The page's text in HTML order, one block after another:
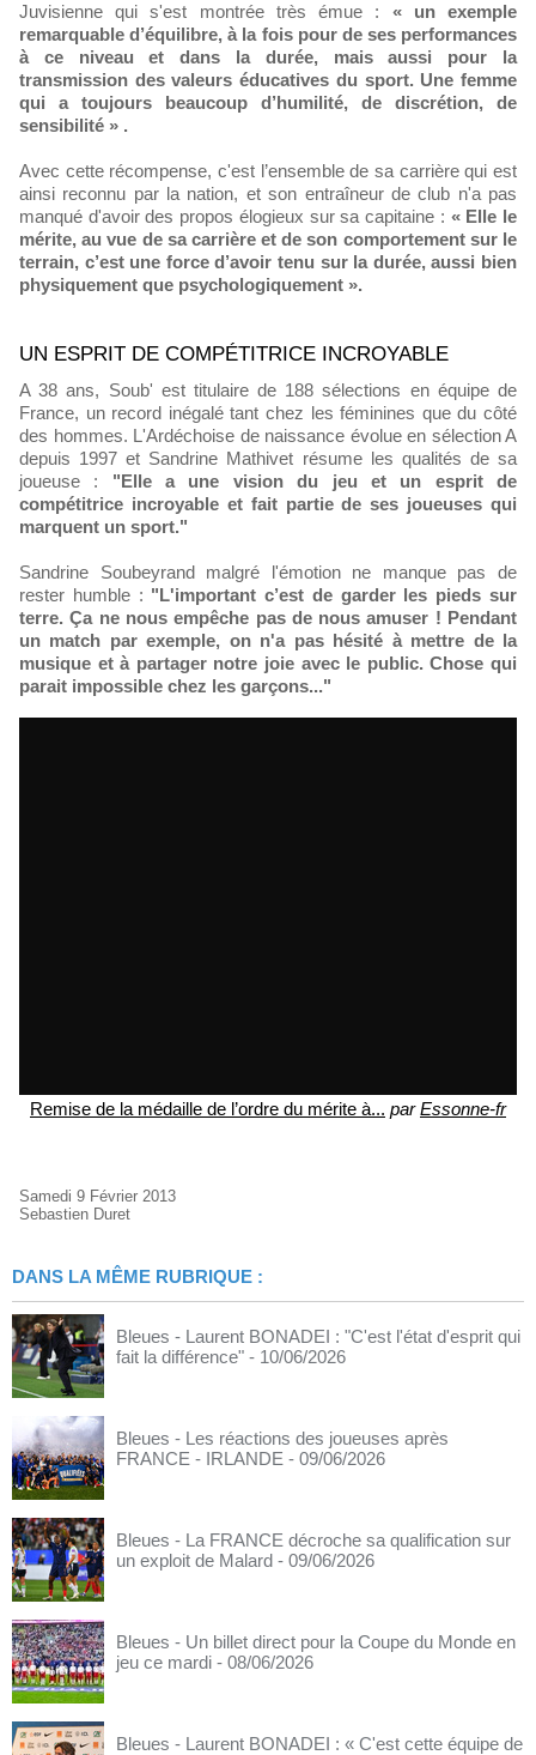
Juvisienne qui s'est montrée très émue : « un exemple
remarquable d’équilibre, à la fois pour de ses performances
à ce niveau et dans la durée, mais aussi pour la
transmission des valeurs éducatives du sport. Une femme
qui a toujours beaucoup d’humilité, de discrétion, de
sensibilité » .
Avec cette récompense, c'est l’ensemble de sa carrière qui est
ainsi reconnu par la nation, et son entraîneur de club n'a pas
manqué d'avoir des propos élogieux sur sa capitaine : « Elle le
mérite, au vue de sa carrière et de son comportement sur le
terrain, c’est une force d’avoir tenu sur la durée, aussi bien
physiquement que psychologiquement ».
UN ESPRIT DE COMPÉTITRICE INCROYABLE
A 38 ans, Soub' est titulaire de 188 sélections en équipe de
France, un record inégalé tant chez les féminines que du côté
des hommes. L'Ardéchoise de naissance évolue en sélection A
depuis 1997 et Sandrine Mathivet résume les qualités de sa
joueuse : "Elle a une vision du jeu et un esprit de
compétitrice incroyable et fait partie de ses joueuses qui
marquent un sport."
Sandrine Soubeyrand malgré l'émotion ne manque pas de
rester humble : "L'important c’est de garder les pieds sur
terre. Ça ne nous empêche pas de nous amuser ! Pendant
un match par exemple, on n'a pas hésité à mettre de la
musique et à partager notre joie avec le public. Chose qui
parait impossible chez les garçons..."
Remise de la médaille de l’ordre du mérite à... parEssonne-fr
Samedi 9 Février 2013
Sebastien Duret
DANS LA MÊME RUBRIQUE :
Bleues - Laurent BONADEI : "C'est l'état d'esprit qui
fait la différence" - 10/06/2026
Bleues - Les réactions des joueuses après
FRANCE - IRLANDE - 09/06/2026
Bleues - La FRANCE décroche sa qualification sur
un exploit de Malard - 09/06/2026
Bleues - Un billet direct pour la Coupe du Monde en
jeu ce mardi - 08/06/2026
Bleues - Laurent BONADEI : « C'est cette équipe de